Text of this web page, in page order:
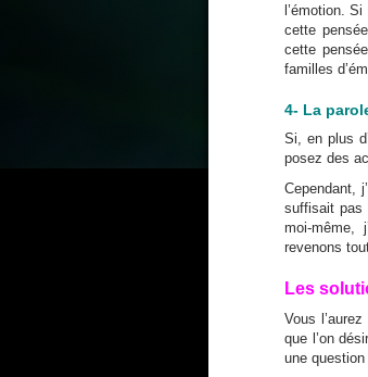
l’émotion.
cette
cette
familles
4- La
Si, en plus
posez des
Cependant,
suffisait pas
moi-même,
revenons
Les
Vous
que l’on
une question